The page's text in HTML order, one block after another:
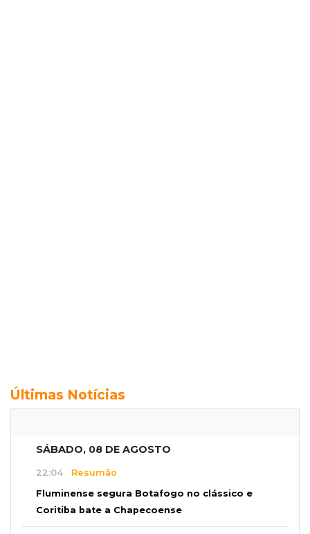
Últimas Notícias
SÁBADO, 08 DE AGOSTO
22:04 Resumão
Fluminense segura Botafogo no clássico e
Coritiba bate a Chapecoense